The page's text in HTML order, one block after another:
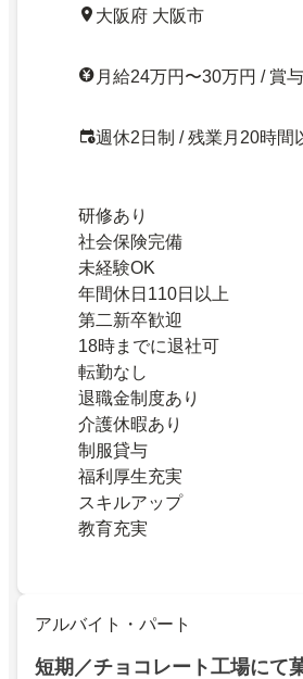
大阪府 大阪市
月給24万円〜30万円 / 賞
週休2日制 / 残業月20時間
研修あり
社会保険完備
未経験OK
年間休日110日以上
第二新卒歓迎
18時までに退社可
転勤なし
退職金制度あり
介護休暇あり
制服貸与
福利厚生充実
スキルアップ
教育充実
アルバイト・パート
短期／チョコレート工場にて